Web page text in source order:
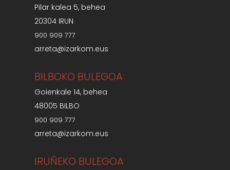
Pilar kalea 5, behea
20304 IRUN
900 909 777
arreta@izarkom.eus
BILBOKO BULEGOA
Goienkale 14, behea
48005 BILBO
900 909 777
arreta@izarkom.eus
IRUÑEKO BULEGOA